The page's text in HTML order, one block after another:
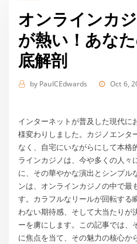
オンラインカ
が熱い！あな
底解剖
by PaulCEdwards Oct 6,
インターネットが普及した現代に
様変わりしました。カジノエンタ
なく、自宅にいながらにして本格
ラインカジノは、今や多くの人々
に、その華やかな演出とシンプル
ンは、オンラインカジノの中で最
す。カラフルなリールが回転する
わない期待感、そして大当たりが
ーを虜にします。この記事では、
に焦点を当て、その魅力の核心か